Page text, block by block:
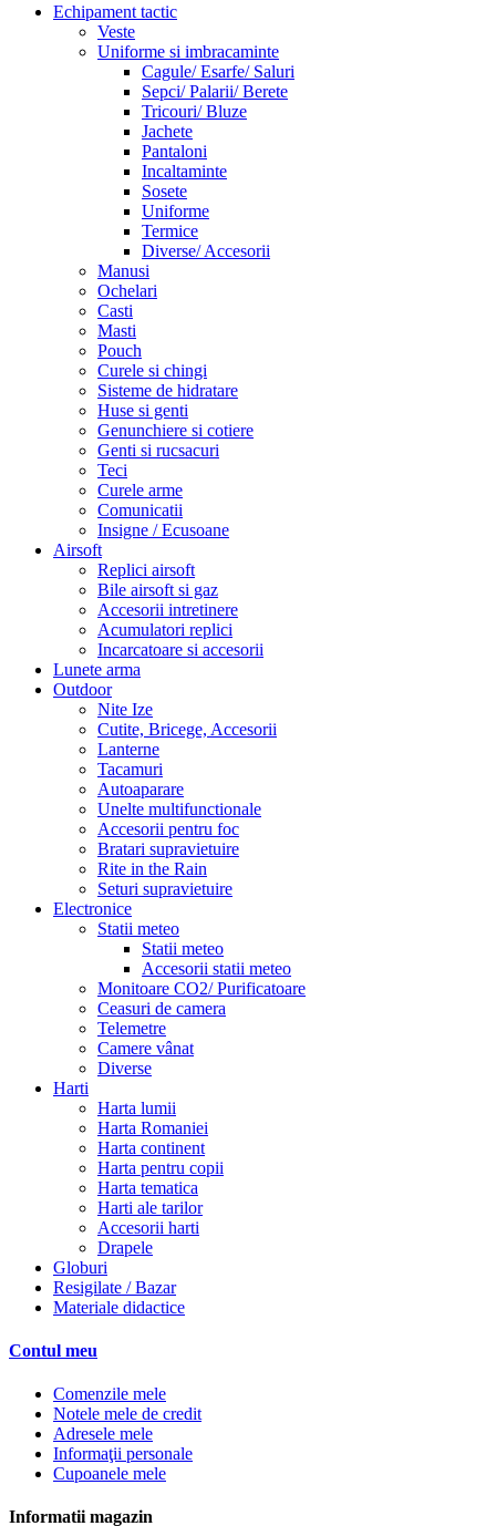
Echipament tactic
Veste
Uniforme si imbracaminte
Cagule/ Esarfe/ Saluri
Sepci/ Palarii/ Berete
Tricouri/ Bluze
Jachete
Pantaloni
Incaltaminte
Sosete
Uniforme
Termice
Diverse/ Accesorii
Manusi
Ochelari
Casti
Masti
Pouch
Curele si chingi
Sisteme de hidratare
Huse si genti
Genunchiere si cotiere
Genti si rucsacuri
Teci
Curele arme
Comunicatii
Insigne / Ecusoane
Airsoft
Replici airsoft
Bile airsoft si gaz
Accesorii intretinere
Acumulatori replici
Incarcatoare si accesorii
Lunete arma
Outdoor
Nite Ize
Cutite, Bricege, Accesorii
Lanterne
Tacamuri
Autoaparare
Unelte multifunctionale
Accesorii pentru foc
Bratari supravietuire
Rite in the Rain
Seturi supravietuire
Electronice
Statii meteo
Statii meteo
Accesorii statii meteo
Monitoare CO2/ Purificatoare
Ceasuri de camera
Telemetre
Camere vânat
Diverse
Harti
Harta lumii
Harta Romaniei
Harta continent
Harta pentru copii
Harta tematica
Harti ale tarilor
Accesorii harti
Drapele
Globuri
Resigilate / Bazar
Materiale didactice
Contul meu
Comenzile mele
Notele mele de credit
Adresele mele
Informaţii personale
Cupoanele mele
Informatii magazin